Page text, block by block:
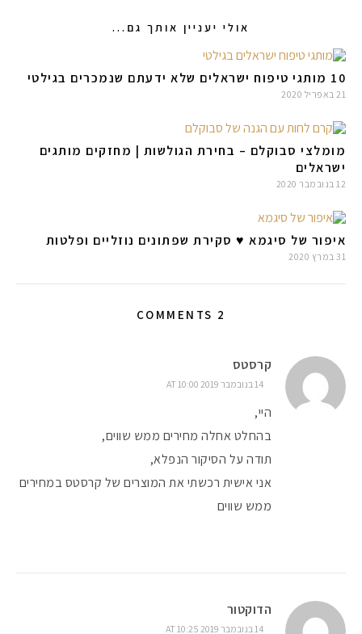
אולי יעניין אותך גם...
10 מותגי טיפוח ישראלים שלא ידעתם שנמכרים בגילטי
21 באפריל 2020
מומלצי סבוקלם – בחירת הגולשות | מחזקים מותגים
ישראלים
12 בנובמבר 2020
איפור של סיגמא ♥ סקירת שפתונים נוזליים ופלטות
31 במרץ 2020
2 COMMENTS
קרסטס
14 בנובמבר 2019 AT 10:00
היי,
בהחלט אחלה מחירים ממש שווים,
תודה על הסיקור הנפלא,
אני אישית רכשתי את המוצרים של קרסטס במחירים
ממש שווים
הדוקטור
14 בנובמבר 2019 AT 10:25